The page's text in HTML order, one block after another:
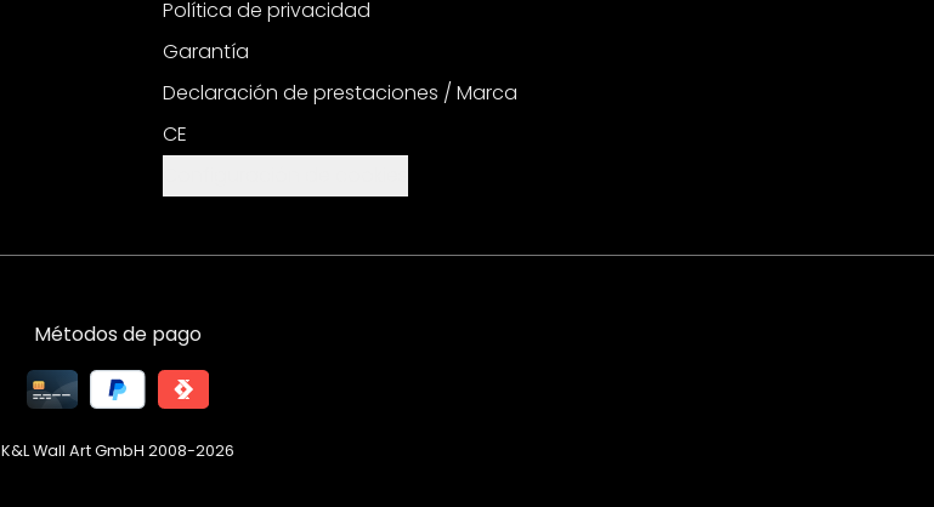
Política de privacidad
Garantía
Declaración de prestaciones / Marca
CE
Métodos de pago
K&L Wall Art GmbH 2008-2026